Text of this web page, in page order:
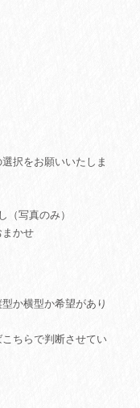
択をお願いいたしま
（写真のみ）
かせ
か横型か希望があり
ちらで判断させてい